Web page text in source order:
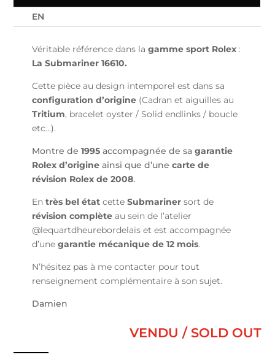
EN
Véritable référence dans lagamme sport Rolex :
La Submariner 16610.
Cette pièce au design intemporel est dans sa
configuration d’origine (Cadran et aiguilles au
Tritium, bracelet oyster / Solid endlinks / boucle
etc…).
Montre de1995 accompagnée de sagarantie
Rolex d’origine ainsi que d’unecarte de
révision Rolex de 2008.
Entrès bel état cetteSubmariner sort de
révision complète au sein de l’atelier
@lequartdheurebordelais et est accompagnée
d’unegarantie mécanique de 12 mois.
N’hésitez pas à me contacter pour tout
renseignement complémentaire à son sujet.
Damien
VENDU / SOLD OUT